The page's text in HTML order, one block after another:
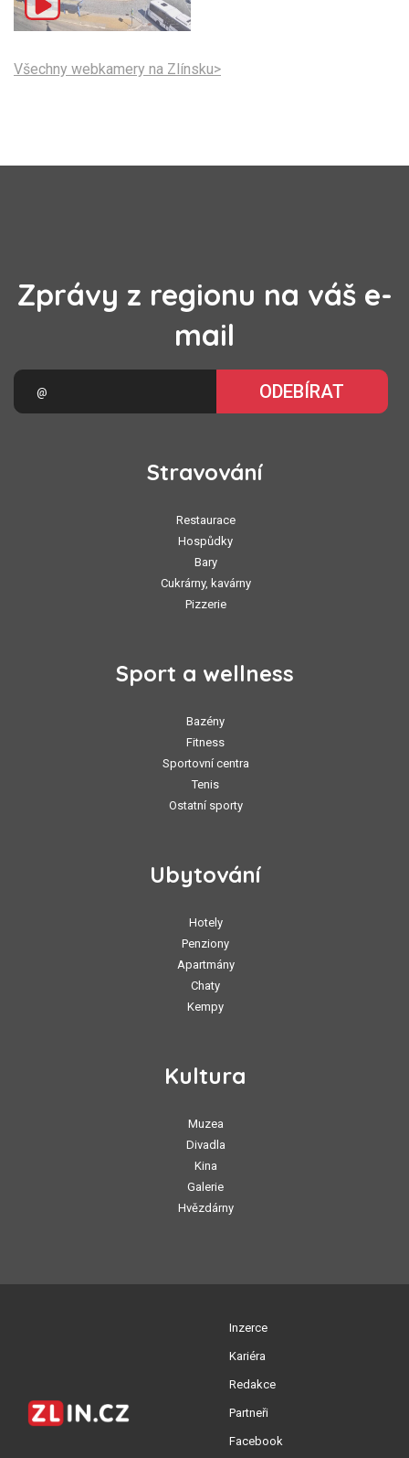
Všechny webkamery na Zlínsku>
Zprávy z regionu na váš e-
mail
ODEBÍRAT
Stravování
Restaurace
Hospůdky
Bary
Cukrárny, kavárny
Pizzerie
Sport a wellness
Bazény
Fitness
Sportovní centra
Tenis
Ostatní sporty
Ubytování
Hotely
Penziony
Apartmány
Chaty
Kempy
Kultura
Muzea
Divadla
Kina
Galerie
Hvězdárny
Inzerce
Kariéra
Redakce
Partneři
Facebook